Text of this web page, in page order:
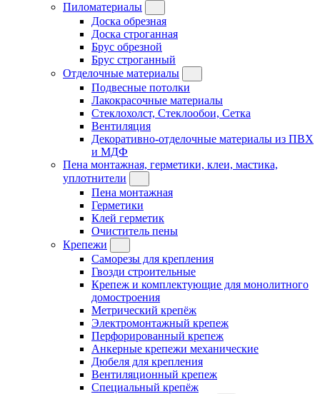
Пиломатериалы
Доска обрезная
Доска строганная
Брус обрезной
Брус строганный
Отделочные материалы
Подвесные потолки
Лакокрасочные материалы
Стеклохолст, Стеклообои, Сетка
Вентиляция
Декоративно-отделочные материалы из ПВХ
и МДФ
Пена монтажная, герметики, клеи, мастика,
уплотнители
Пена монтажная
Герметики
Клей герметик
Очиститель пены
Крепежи
Саморезы для крепления
Гвозди строительные
Крепеж и комплектующие для монолитного
домостроения
Метрический крепёж
Электромонтажный крепеж
Перфорированный крепеж
Анкерные крепежи механические
Дюбеля для крепления
Вентиляционный крепеж
Специальный крепёж